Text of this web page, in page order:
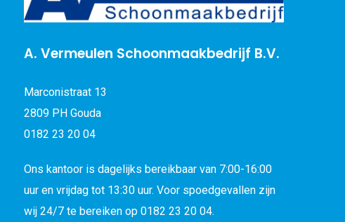
A. Vermeulen Schoonmaakbedrijf B.V.
Marconistraat 13
2809 PH Gouda
0182 23 20 04
Ons kantoor is dagelijks bereikbaar van 7:00-16:00
uur en vrijdag tot 13:30 uur. Voor spoedgevallen zijn
wij 24/7 te bereiken op 0182 23 20 04.